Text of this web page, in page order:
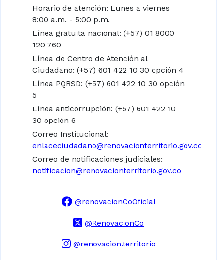
Horario de atención: Lunes a viernes
8:00 a.m. - 5:00 p.m.
Línea gratuita nacional: (+57) 01 8000
120 760
Línea de Centro de Atención al
Ciudadano: (+57) 601 422 10 30 opción 4
Línea PQRSD: (+57) 601 422 10 30 opción
5
Línea anticorrupción: (+57) 601 422 10
30 opción 6
Correo Institucional:
enlaceciudadano@renovacionterritorio.gov.co
Correo de notificaciones judiciales:
notificacion@renovacionterritorio.gov.co
@renovacionCoOficial
@RenovacionCo
@renovacion.territorio